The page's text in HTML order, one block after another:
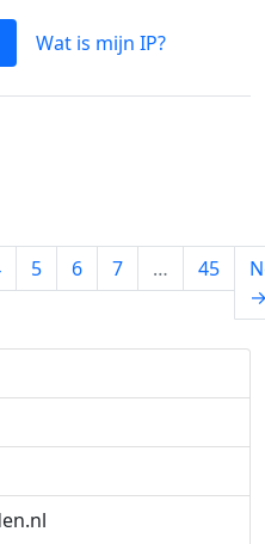
Wat is mijn IP?
5 6 7 … 45